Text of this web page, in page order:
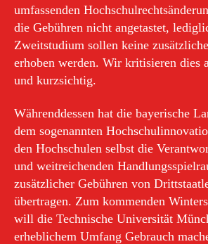
umfassenden
die Gebühren nicht angetastet,
Zweitstudium sollen keine
erhoben werden. Wir kritisieren dies
und kurzsichtig.
Währenddessen hat die bayerische
dem sogenannten
den Hochschulen selbst die
und weitreichenden
zusätzlicher Gebühren von
übertragen. Zum kommenden
will die Technische Universität
erheblichem Umfang Gebrauch